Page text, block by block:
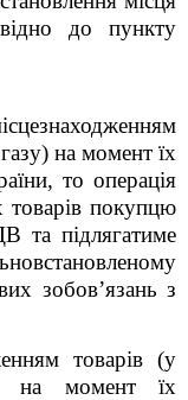
до пункту
на момент їх
то операція
товарів покупцю
та підлягатиме
зобов’язань з
товарів (у
на момент їх